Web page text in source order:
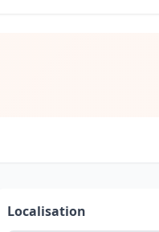
Localisation